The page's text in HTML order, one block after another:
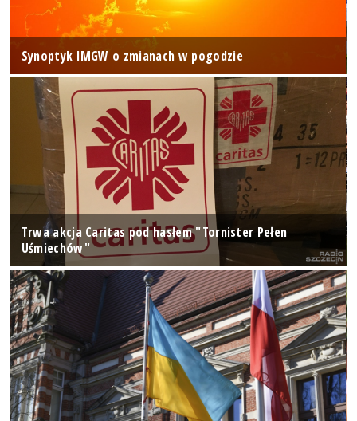
Synoptyk IMGW o zmianach w pogodzie
Trwa akcja Caritas pod hasłem "Tornister Pełen
Uśmiechów"